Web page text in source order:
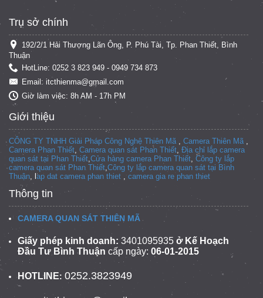
Trụ sở chính
192/2/1 Hải Thượng Lãn Ông, P. Phú Tài, Tp. Phan Thiết, Bình
Thuận
HotLine: 0252 3 823 949 - 0949 734 873
Email: itcthienma@gmail.com
Giờ làm việc: 8h AM - 17h PM
Giới thiệu
CÔNG TY TNHH Giải Pháp Công Nghệ Thiên Mã , Camera Thiên Mã ,
Camera Phan Thiết, Camera quan sát Phan Thiết, Địa chỉ lắp camera
quan sát tại Phan Thiết,Cửa hàng camera Phan Thiết, Công ty lắp
camera quan sát Phan Thiết,Công ty lắp camera quan sát tại Bình
Thuận, l ap dat camera phan thiet , camera gia re phan thiet
Thông tin
CAMERA QUAN SÁT THIÊN MÃ
Giấy phép kinh doanh: 3401095935 ở Kế Hoạch
Đầu Tư Bình Thuận cấp ngày: 06-01-2015
HOTLINE: 0252.3823949